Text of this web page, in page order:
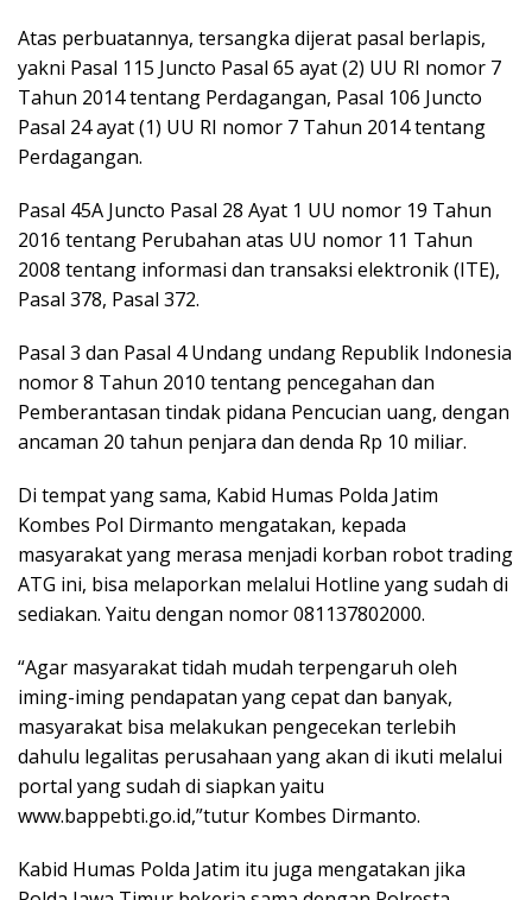
Atas perbuatannya, tersangka dijerat pasal berlapis,
yakni Pasal 115 Juncto Pasal 65 ayat (2) UU RI nomor 7
Tahun 2014 tentang Perdagangan, Pasal 106 Juncto
Pasal 24 ayat (1) UU RI nomor 7 Tahun 2014 tentang
Perdagangan.
Pasal 45A Juncto Pasal 28 Ayat 1 UU nomor 19 Tahun
2016 tentang Perubahan atas UU nomor 11 Tahun
2008 tentang informasi dan transaksi elektronik (ITE),
Pasal 378, Pasal 372.
Pasal 3 dan Pasal 4 Undang undang Republik Indonesia
nomor 8 Tahun 2010 tentang pencegahan dan
Pemberantasan tindak pidana Pencucian uang, dengan
ancaman 20 tahun penjara dan denda Rp 10 miliar.
Di tempat yang sama, Kabid Humas Polda Jatim
Kombes Pol Dirmanto mengatakan, kepada
masyarakat yang merasa menjadi korban robot trading
ATG ini, bisa melaporkan melalui Hotline yang sudah di
sediakan. Yaitu dengan nomor 081137802000.
“Agar masyarakat tidah mudah terpengaruh oleh
iming-iming pendapatan yang cepat dan banyak,
masyarakat bisa melakukan pengecekan terlebih
dahulu legalitas perusahaan yang akan di ikuti melalui
portal yang sudah di siapkan yaitu
www.bappebti.go.id,”tutur Kombes Dirmanto.
Kabid Humas Polda Jatim itu juga mengatakan jika